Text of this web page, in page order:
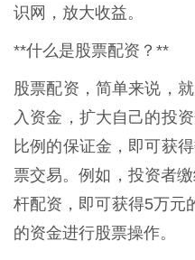
识网，放大收益。
**什么是股票配资？**
股票配资，简单来说，
入资金，扩大自己的投
比例的保证金，即可获
票交易。例如，投资者
杆配资，即可获得5万元
的资金进行股票操作。